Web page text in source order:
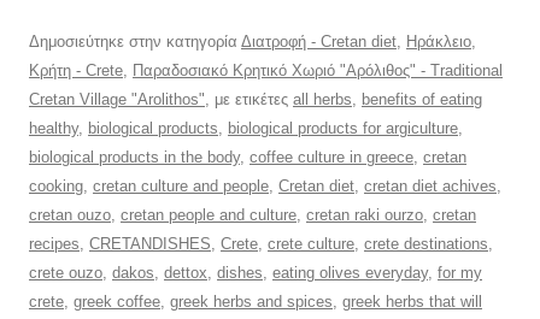
Δημοσιεύτηκε στην κατηγορία Διατροφή - Cretan diet Ηράκλειο
Κρήτη - Crete
Παραδοσιακό Κρητικό Χωριό "Αρόλιθος" - Traditional
Cretan Village "Arolithos" , με ετικέτες all herbs
benefits of eating
healthy, biological products biological products for argiculture
biological products in the body, coffee culture in greece cretan
cooking cretan culture and people Cretan diet cretan diet achives
cretan ouzo cretan people and culture cretan raki ourzo cretan
recipes CRETANDISHES Crete crete culture crete destinations
crete ouzo dakos dettox dishes eating olives everyday, for my
crete greek coffee greek herbs and spices greek herbs that will